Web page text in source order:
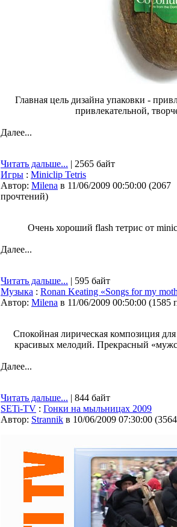
Главная цель дизайна упаковки -
привлекательной,
Далее...
Читать дальше... | 2565 байт
Игры : Miniclip Tetris
Автор: Milena в 11/06/2009 00:50:00 (2067
прочтений)
Очень хороший flash тетрис от
Далее...
Читать дальше... | 595 байт
Музыка : Ronan Keating «Songs for my
Автор: Milena в 11/06/2009 00:50:00 (1585
Спокойная лирическая композиция
красивых мелодий. Прекрасный
Далее...
Читать дальше... | 844 байт
SETi-TV : Гонки на мыльницах 2009
Автор: Strannik в 10/06/2009 07:30:00 (